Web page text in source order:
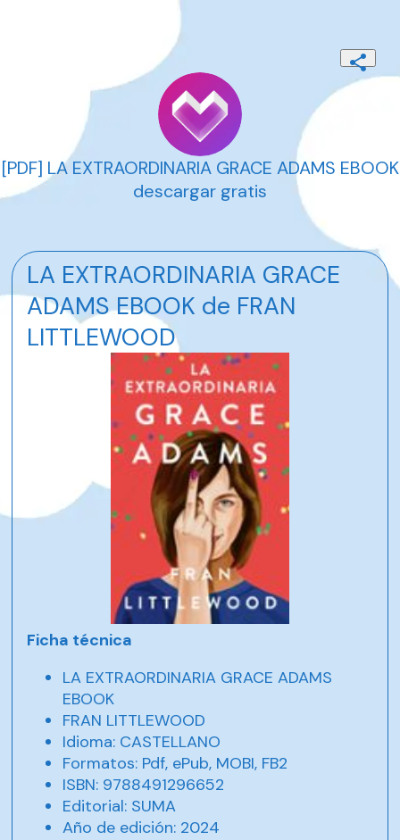
[PDF] LA EXTRAORDINARIA GRACE ADAMS EBOOK
descargar gratis
LA EXTRAORDINARIA GRACE
ADAMS EBOOK de FRAN
LITTLEWOOD
Ficha técnica
LA EXTRAORDINARIA GRACE ADAMS
EBOOK
FRAN LITTLEWOOD
Idioma: CASTELLANO
Formatos: Pdf, ePub, MOBI, FB2
ISBN: 9788491296652
Editorial: SUMA
Año de edición: 2024